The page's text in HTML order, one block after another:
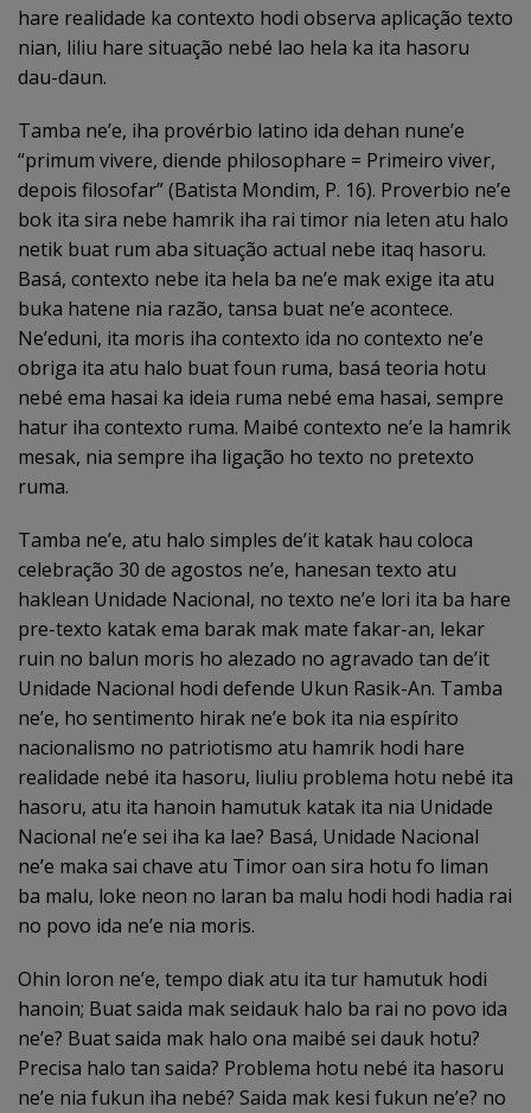
hare realidade ka contexto hodi observa aplicação texto
nian, liliu hare situação nebé lao hela ka ita hasoru
dau-daun.
Tamba ne’e, iha provérbio latino ida dehan nune’e
“primum vivere, diende philosophare = Primeiro viver,
depois filosofar” (Batista Mondim, P. 16). Proverbio ne’e
bok ita sira nebe hamrik iha rai timor nia leten atu halo
netik buat rum aba situação actual nebe itaq hasoru.
Basá, contexto nebe ita hela ba ne’e mak exige ita atu
buka hatene nia razão, tansa buat ne’e acontece.
Ne’eduni, ita moris iha contexto ida no contexto ne’e
obriga ita atu halo buat foun ruma, basá teoria hotu
nebé ema hasai ka ideia ruma nebé ema hasai, sempre
hatur iha contexto ruma. Maibé contexto ne’e la hamrik
mesak, nia sempre iha ligação ho texto no pretexto
ruma.
Tamba ne’e, atu halo simples de’it katak hau coloca
celebração 30 de agostos ne’e, hanesan texto atu
haklean Unidade Nacional, no texto ne’e lori ita ba hare
pre-texto katak ema barak mak mate fakar-an, lekar
ruin no balun moris ho alezado no agravado tan de’it
Unidade Nacional hodi defende Ukun Rasik-An. Tamba
ne’e, ho sentimento hirak ne’e bok ita nia espírito
nacionalismo no patriotismo atu hamrik hodi hare
realidade nebé ita hasoru, liuliu problema hotu nebé ita
hasoru, atu ita hanoin hamutuk katak ita nia Unidade
Nacional ne’e sei iha ka lae? Basá, Unidade Nacional
ne’e maka sai chave atu Timor oan sira hotu fo liman
ba malu, loke neon no laran ba malu hodi hodi hadia rai
no povo ida ne’e nia moris.
Ohin loron ne’e, tempo diak atu ita tur hamutuk hodi
hanoin; Buat saida mak seidauk halo ba rai no povo ida
ne’e? Buat saida mak halo ona maibé sei dauk hotu?
Precisa halo tan saida? Problema hotu nebé ita hasoru
ne’e nia fukun iha nebé? Saida mak kesi fukun ne’e? no